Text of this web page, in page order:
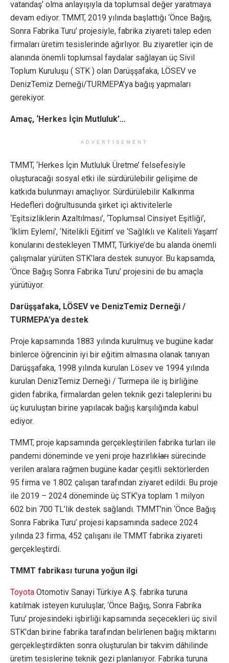
vatandaş’ olma anlayışıyla da toplumsal değer yaratmaya
devam ediyor. TMMT, 2019 yılında başlattığı ‘Önce Bağış,
Sonra Fabrika Turu’ projesiyle, fabrika ziyareti talep eden
firmaları üretim tesislerinde ağırlıyor. Bu ziyaretler için de
alanında önemli toplumsal faydalar sağlayan üç Sivil
Toplum Kuruluşu ( STK ) olan Darüşşafaka, LÖSEV ve
DenizTemiz Derneği/TURMEPA’ya bağış yapmaları
gerekiyor.
Amaç, ‘Herkes İçin Mutluluk’…
ADVERTISEMENT
TMMT, ‘Herkes İçin Mutluluk Üretme’ felsefesiyle
oluşturacağı sosyal etki ile sürdürülebilir gelişime de
katkıda bulunmayı amaçlıyor. Sürdürülebilir Kalkınma
Hedefleri doğrultusunda şirket içi aktivitelerle
‘Eşitsizliklerin Azaltılması’, ‘Toplumsal Cinsiyet Eşitliği’,
‘İklim Eylemi’, ‘Nitelikli Eğitim’ ve ‘Sağlıklı ve Kaliteli Yaşam’
konularını destekleyen TMMT, Türkiye’de bu alanda önemli
çalışmalar yürüten STK’lara destek sunuyor. Bu kapsamda,
‘Önce Bağış Sonra Fabrika Turu’ projesini de bu amaçla
yürütüyor.
Darüşşafaka, LÖSEV ve DenizTemiz Derneği /
TURMEPA’ya destek
Proje kapsamında 1883 yılında kurulmuş ve bugüne kadar
binlerce öğrencinin iyi bir eğitim almasına olanak tanıyan
Darüşşafaka, 1998 yılında kurulan Lösev ve 1994 yılında
kurulan DenizTemiz Derneği / Turmepa ile iş birliğine
giden fabrika, firmalardan gelen teknik gezi taleplerini bu
üç kuruluştan birine yapılacak bağış karşılığında kabul
ediyor.
TMMT, proje kapsamında gerçekleştirilen fabrika turları ile
pandemi döneminde ve yeni proje hazırlıkları sürecinde
verilen aralara rağmen bugüne kadar çeşitli sektörlerden
95 firma ve 1.802 çalışan tarafından ziyaret edildi. Bu proje
ile 2019 – 2024 döneminde üç STK’ya toplam 1 milyon
602 bin 700 TL’lik destek sağlandı. TMMT’nin ‘Önce Bağış
Sonra Fabrika Turu’ projesi kapsamında sadece 2024
yılında 23 firma, 452 çalışanı ile TMMT fabrika ziyareti
gerçekleştirdi.
TMMT fabrikası turuna yoğun ilgi
Toyota Otomotiv Sanayi Türkiye A.Ş. fabrika turuna
katılmak isteyen kuruluşlar, ‘Önce Bağış, Sonra Fabrika
Turu’ projesindeki işbirliği kapsamında seçecekleri üç sivil
STK’dan birine fabrika tarafından belirlenen bağış miktarını
gerçekleştirdikten sonra oluşturulan bir takvim dâhilinde
üretim tesislerine teknik gezi planlanıyor. Fabrika turuna